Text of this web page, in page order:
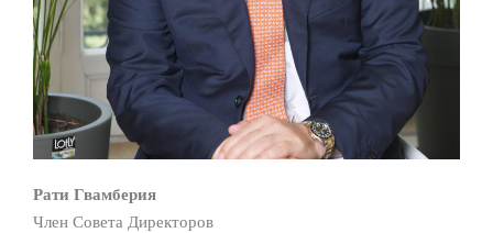
Рати Гвамберия
Член Cовета Директоров